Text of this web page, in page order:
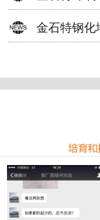
金石特钢化